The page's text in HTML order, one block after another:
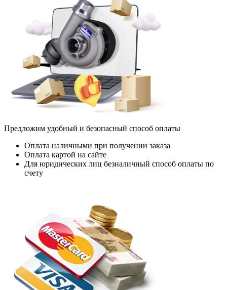
Предложим удобный и безопасный способ оплаты
Оплата наличными при получении заказа
Оплата картой на сайте
Для юридических лиц безналичный способ оплаты по
счету